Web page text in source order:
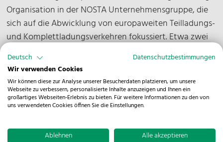
Organisation in der NOSTA Unternehmensgruppe, die
sich auf die Abwicklung von europaweiten Teilladungs-
und Komplettladungsverkehren fokussiert. Etwa zwei
Tradelog S. à r.l. im Großherzogtum Luxemburg ihre
Aktivitäten auf.
Neugestaltung unseres Markenauftritts
Deutsch
Datenschutzbestimmungen
Wir verwenden Cookies
Wir können diese zur Analyse unserer Besucherdaten platzieren, um unsere
Webseite zu verbessern, personalisierte Inhalte anzuzeigen und Ihnen ein
großartiges Webseiten-Erlebnis zu bieten. Für weitere Informationen zu den von
uns verwendeten Cookies öffnen Sie die Einstellungen.
Ablehnen
Alle akzeptieren